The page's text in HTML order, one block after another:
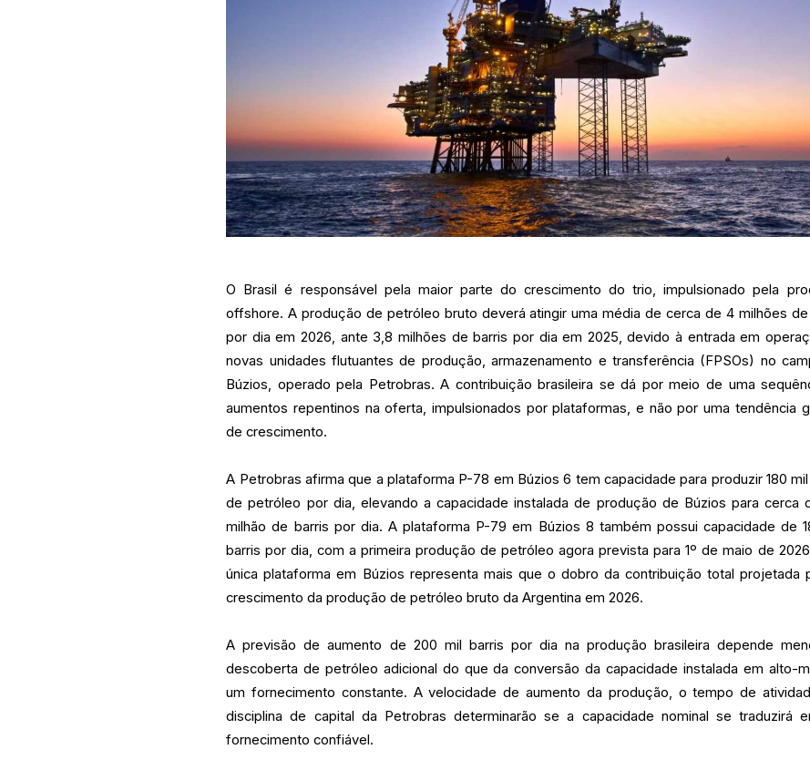
O Brasil é responsável pela maior parte do crescimento do trio, impulsionado pela
offshore. A produção de petróleo bruto deverá atingir uma média de cerca de 4 milhões de
por dia em 2026, ante 3,8 milhões de barris por dia em 2025, devido à entrada em
novas unidades flutuantes de produção, armazenamento e transferência (FPSOs) no
Búzios, operado pela Petrobras. A contribuição brasileira se dá por meio de uma
aumentos repentinos na oferta, impulsionados por plataformas, e não por uma tendência
de crescimento.
A Petrobras afirma que a plataforma P-78 em Búzios 6 tem capacidade para produzir 180
de petróleo por dia, elevando a capacidade instalada de produção de Búzios para cerca
milhão de barris por dia. A plataforma P-79 em Búzios 8 também possui capacidade de
barris por dia, com a primeira produção de petróleo agora prevista para 1º de maio de
única plataforma em Búzios representa mais que o dobro da contribuição total projetada
crescimento da produção de petróleo bruto da Argentina em 2026.
A previsão de aumento de 200 mil barris por dia na produção brasileira depende
descoberta de petróleo adicional do que da conversão da capacidade instalada em alto-
um fornecimento constante. A velocidade de aumento da produção, o tempo de
disciplina de capital da Petrobras determinarão se a capacidade nominal se traduzirá
fornecimento confiável.